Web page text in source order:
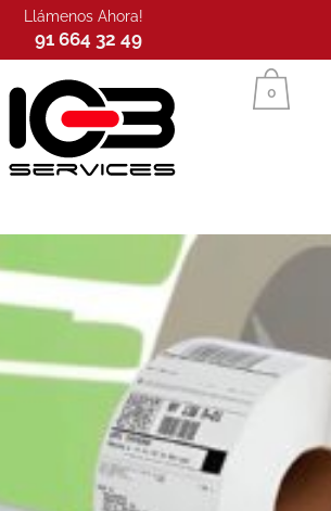
Llámenos Ahora!
91 664 32 49
Inicio 0